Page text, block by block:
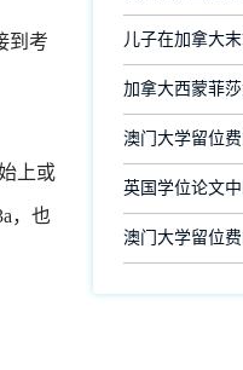
到考
上或
，也
儿子在加拿大
加拿大西蒙菲
澳门大学留位
英国学位论文
澳门大学留位